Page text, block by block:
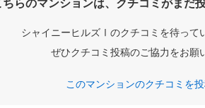
シャイニーヒルズⅠのクチコミを待って
ぜひクチコミ投稿のご協力をお願
このマンションのクチコミを